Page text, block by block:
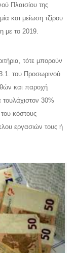
Πλαισίου της
και μείωση τζίρου
με το 2019.
τότε μπορούν
του Προσωρινού
και παροχή
τουλάχιστον 30%
κόστους
εργασιών τους ή